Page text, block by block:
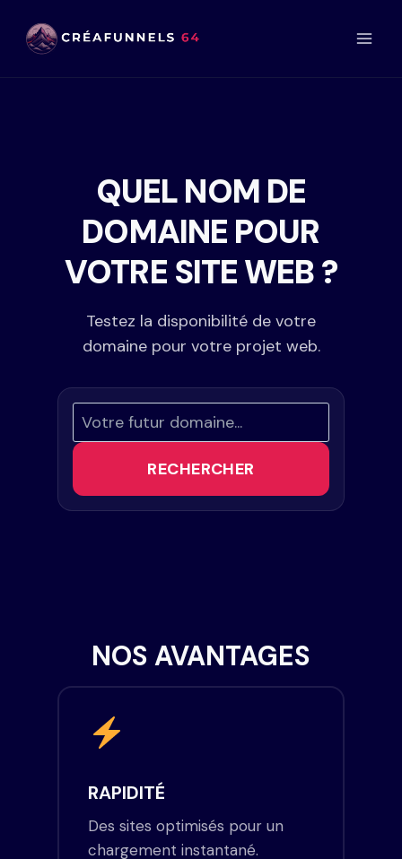
contenu
QUEL NOM DE
DOMAINE POUR
VOTRE SITE WEB ?
Testez la disponibilité de votre
domaine pour votre projet web.
RECHERCHER
NOS AVANTAGES
RAPIDITÉ
Des sites optimisés pour un
chargement instantané.